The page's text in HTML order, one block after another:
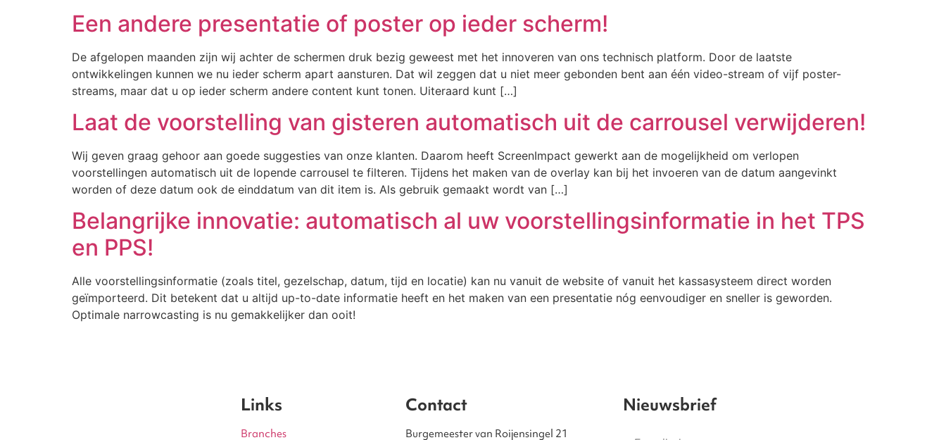
Een andere presentatie of poster op ieder scherm!
De afgelopen maanden zijn wij achter de schermen druk bezig geweest met het innoveren van ons technisch platform. Door de laatste
ontwikkelingen kunnen we nu ieder scherm apart aansturen. Dat wil zeggen dat u niet meer gebonden bent aan één video-stream of vijf poster-
streams, maar dat u op ieder scherm andere content kunt tonen. Uiteraard kunt […]
Laat de voorstelling van gisteren automatisch uit de carrousel verwijderen!
Wij geven graag gehoor aan goede suggesties van onze klanten. Daarom heeft ScreenImpact gewerkt aan de mogelijkheid om verlopen
voorstellingen automatisch uit de lopende carrousel te filteren. Tijdens het maken van de overlay kan bij het invoeren van de datum aangevinkt
worden of deze datum ook de einddatum van dit item is. Als gebruik gemaakt wordt van […]
Belangrijke innovatie: automatisch al uw voorstellingsinformatie in het TPS
en PPS!
Alle voorstellingsinformatie (zoals titel, gezelschap, datum, tijd en locatie) kan nu vanuit de website of vanuit het kassasysteem direct worden
geïmporteerd. Dit betekent dat u altijd up-to-date informatie heeft en het maken van een presentatie nóg eenvoudiger en sneller is geworden.
Optimale narrowcasting is nu gemakkelijker dan ooit!
Links
Branches
Contact
Burgemeester van Roijensingel 21
Nieuwsbrief